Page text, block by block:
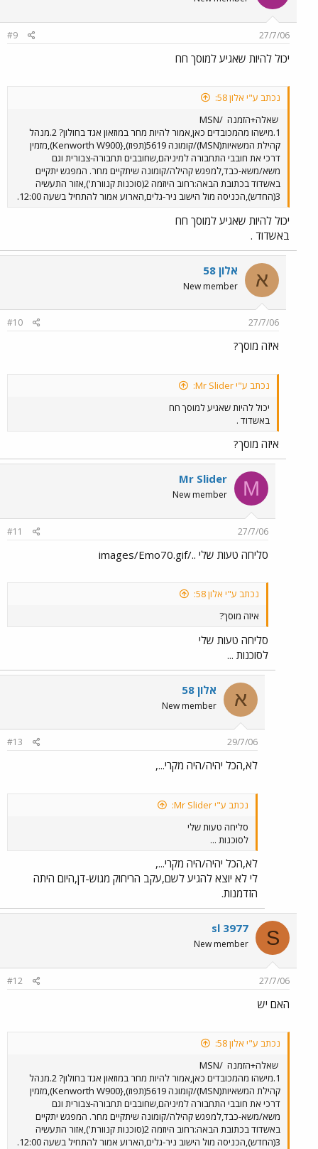
27/7/06
#9
יכול להיות שאגיע למוסך חח
נכתב ע"י אלון 58:
שאלה+הזמנה /MSN
1.מישהו מהמכובדים כאן,אמור להיות מחר במוזאון אגד בחולון? 2.מנהל
קהילת המשאיות(MSN)/קומונה 5619(תפוז),{Kenworth W900),מזמין
דרכי את חובבי התחבורה למיניהם,שחובבים תחבורה-צבורית וגם
משא/משא-כבד,למפגש קהילה/קומונה שיתקיים מחר. המפגש יתקיים
באשדוד בכתובת הבאה:רחוב היוזמה 2(סוכנות קנוורת'),אזור התעשיה
3(החדש),הכניסה מול הישוב ניר-גלים,הארוע אמור להתחיל בשעה 12:00.
יכול להיות שאגיע למוסך חח
באשדוד .
א אלון 58
New member
27/7/06
#10
איזה מוסך?
נכתב ע"י Mr Slider:
יכול להיות שאגיע למוסך חח
באשדוד .
איזה מוסך?
M
Mr Slider
New member
27/7/06
#11
סליחה טעות שלי ../images/Emo70.gif
נכתב ע"י אלון 58:
איזה מוסך?
סליחה טעות שלי
לסוכנות ...
א אלון 58
New member
29/7/06
#13
לא,הכל יהיה/היה מקרי...,
נכתב ע"י Mr Slider:
סליחה טעות שלי
לסוכנות ...
לא,הכל יהיה/היה מקרי...,
לי לא יוצא להגיע לשם,עקב הריחוק מגוש-דן,היום היתה
הזדמנות.
S
sl 3977
New member
27/7/06
#12
האם יש
נכתב ע"י אלון 58:
שאלה+הזמנה /MSN
1.מישהו מהמכובדים כאן,אמור להיות מחר במוזאון אגד בחולון? 2.מנהל
קהילת המשאיות(MSN)/קומונה 5619(תפוז),{Kenworth W900),מזמין
דרכי את חובבי התחבורה למיניהם,שחובבים תחבורה-צבורית וגם
משא/משא-כבד,למפגש קהילה/קומונה שיתקיים מחר. המפגש יתקיים
באשדוד בכתובת הבאה:רחוב היוזמה 2(סוכנות קנוורת'),אזור התעשיה
3(החדש),הכניסה מול הישוב ניר-גלים,הארוע אמור להתחיל בשעה 12:00.